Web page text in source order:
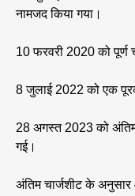
नामजद किया गया।
10 फरवरी 2020 को पूर्ण
8 जुलाई 2022 को एक
28 अगस्त 2023 को अंतिम
गई।
अंतिम चार्जशीट के